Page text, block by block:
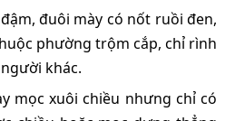
đuôi mày có nốt ruồi đen,
phường trộm cắp, chỉ rình
khác.
mọc xuôi chiều nhưng chỉ có